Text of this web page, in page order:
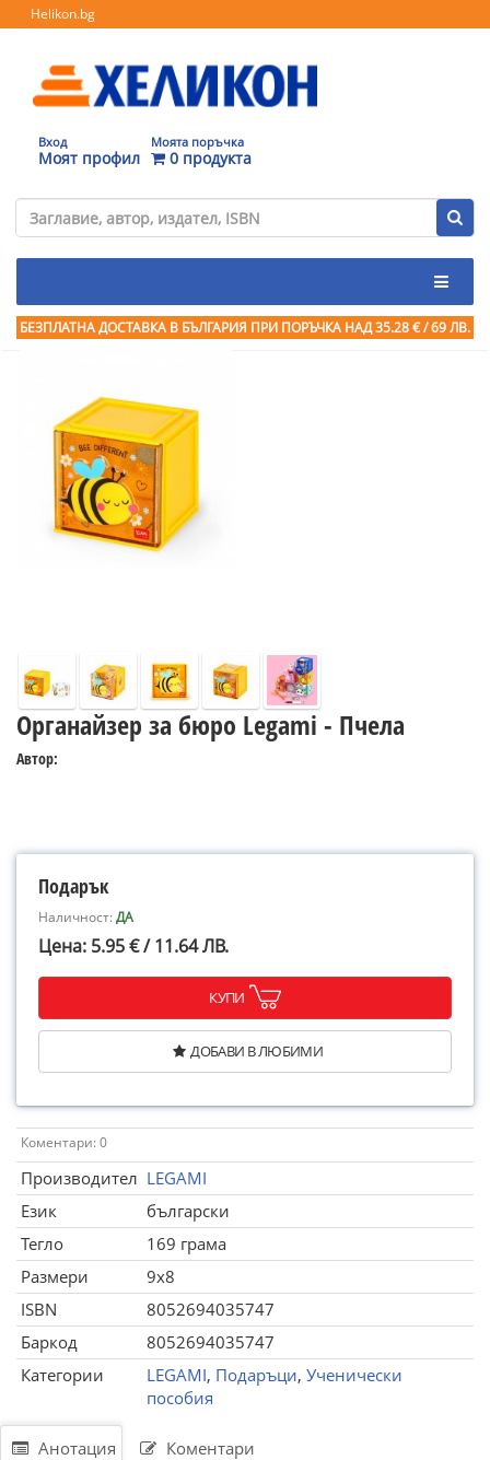
Helikon.bg
Вход
Моят профил
Моята поръчка
0 продукта
БЕЗПЛАТНА ДОСТАВКА В БЪЛГАРИЯ ПРИ ПОРЪЧКА НАД 35.28 € / 69 ЛВ.
Органайзер за бюро Legami - Пчела
Автор:
Подарък
Наличност:ДА
Цена: 5.95 € / 11.64 ЛВ.
КУПИ
ДОБАВИ В ЛЮБИМИ
Коментари: 0
Производител LEGAMI
Език
български
Тегло
169 грама
Размери
9x8
ISBN
8052694035747
Баркод
8052694035747
Категории
LEGAMI, Подаръци, Ученически
пособия
Анотация Коментари